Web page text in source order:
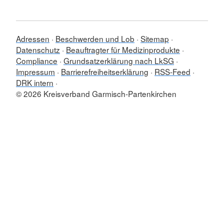
Adressen Beschwerden und Lob Sitemap
Datenschutz
Beauftragter für Medizinprodukte
Compliance Grundsatzerklärung nach LkSG
Impressum
Barrierefreiheitserklärung
RSS-Feed
DRK intern
© 2026 Kreisverband Garmisch-Partenkirchen